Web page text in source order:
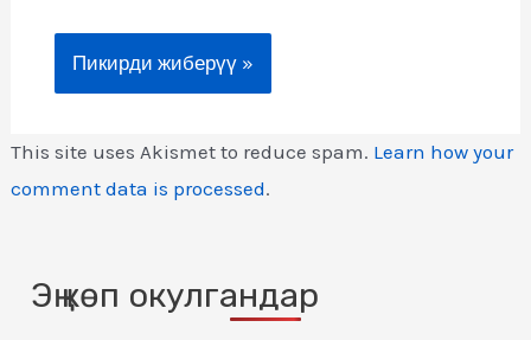
This site uses Akismet to reduce spam. Learn how your
comment data is processed.
Эң көп окулгандар